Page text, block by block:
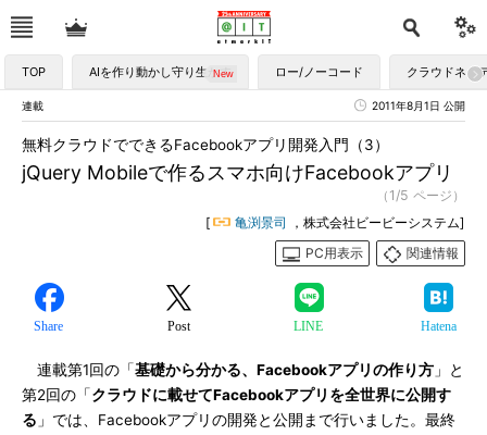
TOP AIを作り動かし守り生かす ロー/ノーコード クラウドネイ
連載 2011年8月1日 公開
jQuery Mobileで作るスマホ向けFacebookアプリ
無料クラウドでできるFacebookアプリ開発入門（3）
（1/5 ページ）
[
亀渕景司
，株式会社ビービーシステム]
PC用表示
関連情報
Share Post LINE Hatena
連載第1回の「基礎から分かる、Facebookアプリの作り方 」と
第2回の「クラウドに載せてFacebookアプリを全世界に公開す
る 」では、Facebookアプリの開発と公開まで行いました。最終